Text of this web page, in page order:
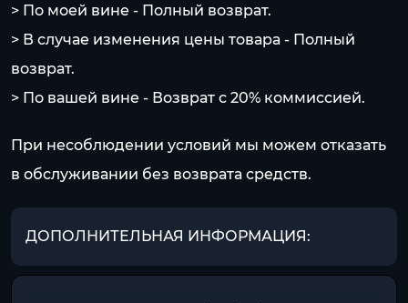
> По моей вине - Полный возврат.
> В случае изменения цены товара - Полный
возврат.
> По вашей вине - Возврат с 20% коммисcией.
При несоблюдении условий мы можем отказать
в обслуживании без возврата средств.
ДОПОЛНИТЕЛЬНАЯ ИНФОРМАЦИЯ: